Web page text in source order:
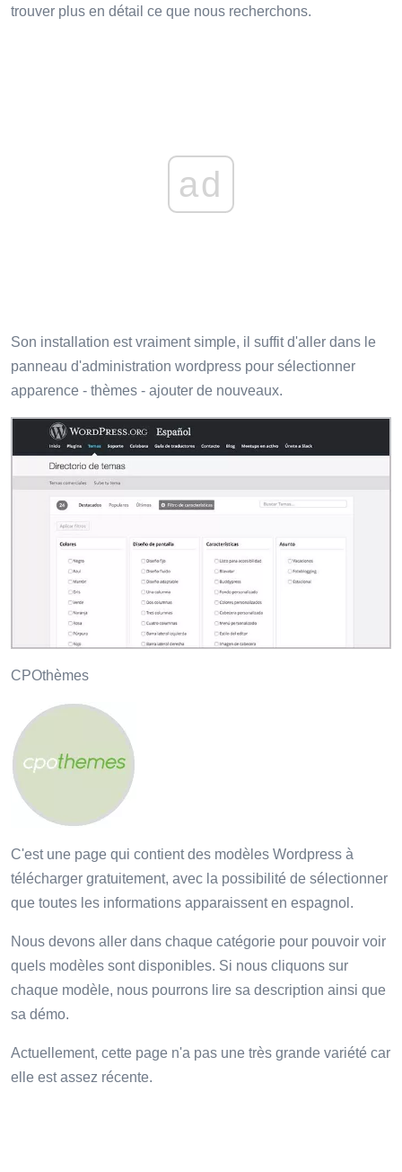
trouver plus en détail ce que nous recherchons.
ad
Son installation est vraiment simple, il suffit d'aller dans le
panneau d'administration wordpress pour sélectionner
apparence - thèmes - ajouter de nouveaux.
CPOthèmes
C'est une page qui contient des modèles Wordpress à
télécharger gratuitement, avec la possibilité de sélectionner
que toutes les informations apparaissent en espagnol.
Nous devons aller dans chaque catégorie pour pouvoir voir
quels modèles sont disponibles. Si nous cliquons sur
chaque modèle, nous pourrons lire sa description ainsi que
sa démo.
Actuellement, cette page n'a pas une très grande variété car
elle est assez récente.